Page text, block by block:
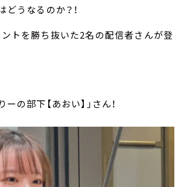
どうなるのか？！
トを勝ち抜いた2名の配信者さんが登
ーの部下【あおい】」さん！